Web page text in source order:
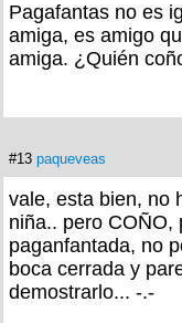
Pagafantas no es
amiga, es amigo
amiga. ¿Quién
#13 paqueveas
vale, esta bien, no
niña.. pero COÑO,
paganfantada, no
boca cerrada y
demostrarlo... -.-